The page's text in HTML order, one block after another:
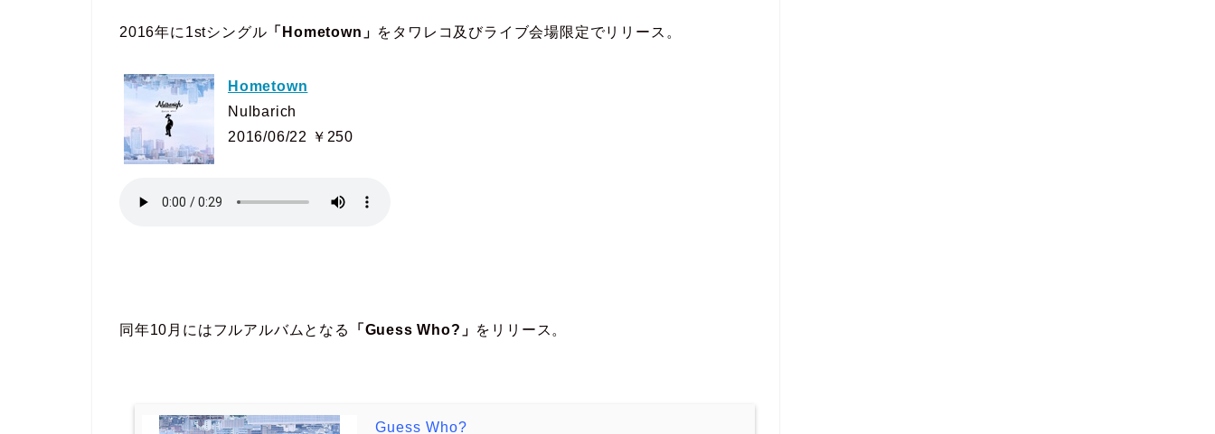
2016年に1stシングル 「Hometown」 をタワレコ及びライブ会場限定でリリース。
Hometown
Nulbarich
2016/06/22 ￥250
同年10月にはフルアルバムとなる 「Guess Who?」 をリリース。
Guess Who?